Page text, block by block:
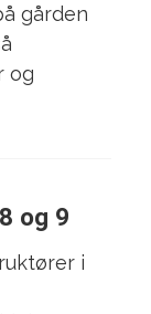
gården
og
og 9
i